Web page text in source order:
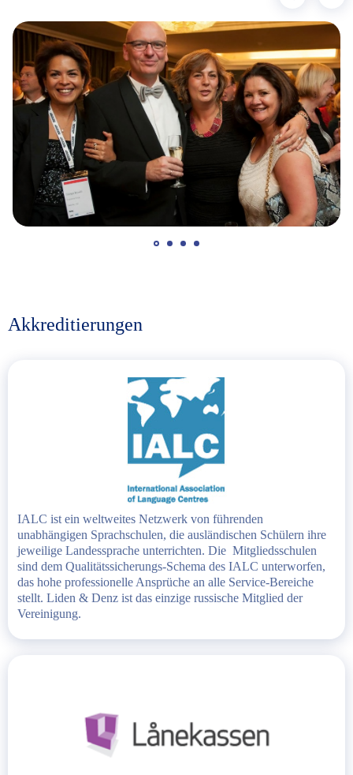
Akkreditierungen
IALC ist ein weltweites Netzwerk von führenden
unabhängigen Sprachschulen, die ausländischen Schülern ihre
jeweilige Landessprache unterrichten. Die Mitgliedsschulen
sind dem Qualitätssicherungs-Schema des IALC unterworfen,
das hohe professionelle Ansprüche an alle Service-Bereiche
stellt. Liden & Denz ist das einzige russische Mitglied der
Vereinigung.